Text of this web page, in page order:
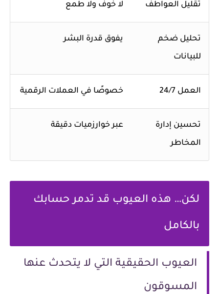
تقليل العواطف لا خوف ولا طمع
تحليل ضخم
للبيانات
يفوق قدرة البشر
العمل 24/7 خصوصًا في العملات الرقمية
تحسين إدارة
المخاطر
عبر خوارزميات دقيقة
لكن… هذه العيوب قد تدمر حسابك
بالكامل
العيوب الحقيقية التي لا يتحدث عنها
المسوقون